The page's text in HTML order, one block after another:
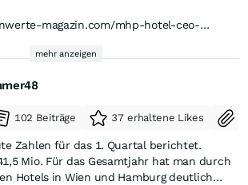
magazin.com/mhp-hotel-ceo-
mehr anzeigen
102 Beiträge 37 erhaltene Likes
Zahlen für das 1. Quartal berichtet.